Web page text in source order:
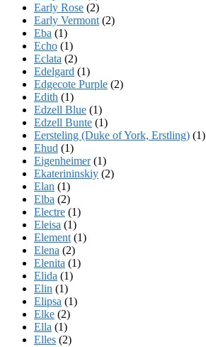
Early Rose (2)
Early Vermont (2)
Eba (1)
Echo (1)
Eclata (2)
Edelgard (1)
Edgecote Purple (2)
Edith (1)
Edzell Blue (1)
Edzell Bunte (1)
Eersteling (Duke of York, Erstling) (1)
Ehud (1)
Eigenheimer(1)
Ekaterininskiy (2)
Elan (1)
Elba (2)
Electre (1)
Eleisa (1)
Element (1)
Elena (2)
Elenita (1)
Elida (1)
Elin (1)
Elipsa (1)
Elke (2)
Ella (1)
Elles (2)